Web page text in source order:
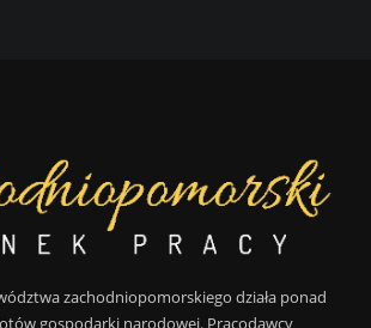
zachodniopomorskiego działa ponad
gospodarki narodowej. Pracodawcy